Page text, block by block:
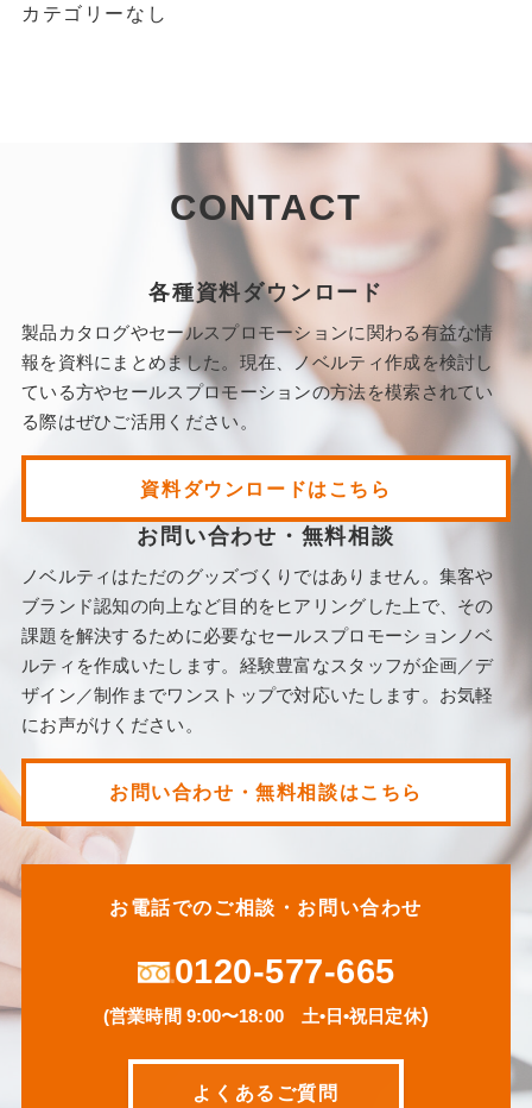
カテゴリーなし
CONTACT
各種資料ダウンロード
製品カタログやセールスプロモーションに関わる有益な情
報を資料にまとめました。現在、ノベルティ作成を検討し
ている方やセールスプロモーションの方法を模索されてい
る際はぜひご活用ください。
資料ダウンロードはこちら
お問い合わせ・無料相談
ノベルティはただのグッズづくりではありません。集客や
ブランド認知の向上など目的をヒアリングした上で、その
課題を解決するために必要なセールスプロモーションノベ
ルティを作成いたします。経験豊富なスタッフが企画／デ
ザイン／制作までワンストップで対応いたします。お気軽
にお声がけください。
お問い合わせ・無料相談はこちら
お電話でのご相談・お問い合わせ
0120-577-665
(営業時間 9:00〜18:00 土•日•祝日定休)
よくあるご質問